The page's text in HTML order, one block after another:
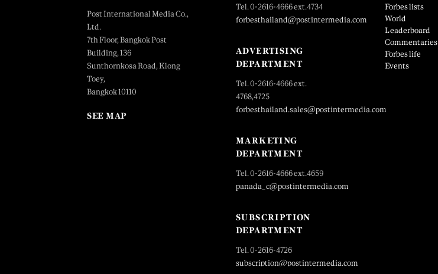
Post International Media Co.,
Ltd.
7th Floor, Bangkok Post
Building, 136
Sunthornkosa Road, Klong
Toey,
Bangkok 10110
SEE MAP
Tel. 0-2616-4666 ext.4734
forbesthailand@postintermedia.com
ADVERTISING
DEPARTMENT
Tel. 0-2616-4666 ext.
4768,4725
forbesthailand.sales@postintermedia.com
MARKETING
DEPARTMENT
Tel. 0-2616-4666 ext.4659
panada_c@postintermedia.com
SUBSCRIPTION
DEPARTMENT
Tel. 0-2616-4726
subscription@postintermedia.com
Forbes lists
World
Leaderboard
Commentaries
Forbes life
Events